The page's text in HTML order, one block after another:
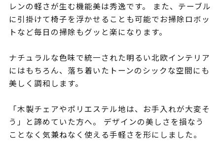
レンの軽さが生む機能美は秀逸です。 また、テーブル
に引掛けて椅子を浮かせることも可能でお掃除ロボッ
トなど毎日の掃除もグッと楽になります。
ナチュラルな色味で統一された明るい北欧インテリア
にはもちろん、落ち着いたトーンのシックな空間にも
美しく調和します。
「木製チェアやポリエステル地は、お手入れが大変そ
う」と諦めていた方へ。 デザインの美しさを損なう
ことなく気兼ねなく使える手軽さを形にしました。